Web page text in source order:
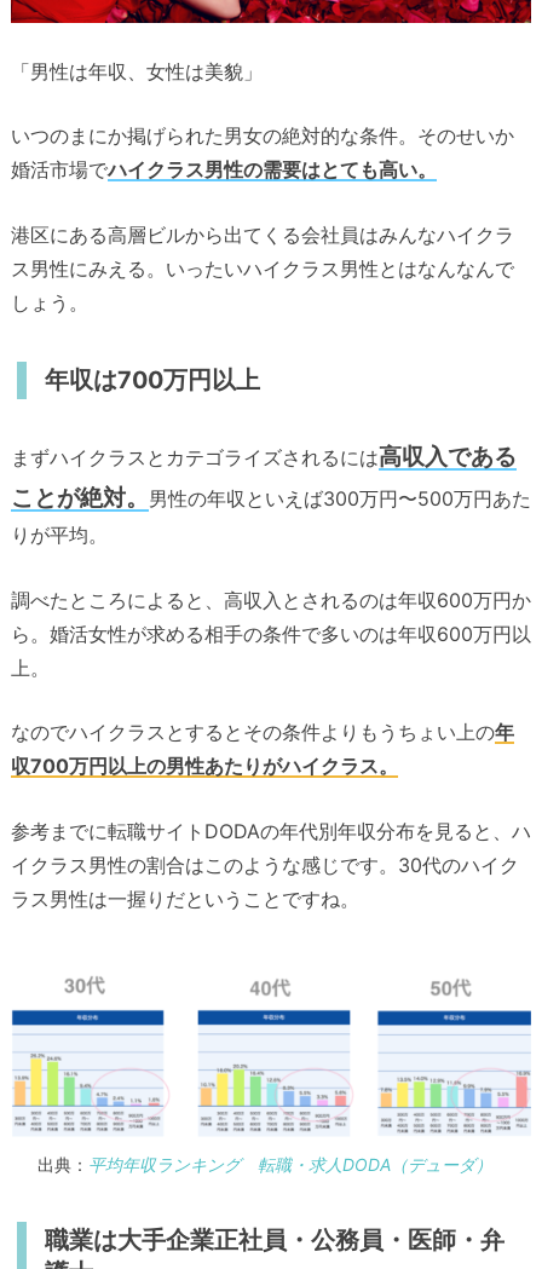
「男性は年収、女性は美貌」
いつのまにか掲げられた男女の絶対的な条件。そのせいか
婚活市場でハイクラス男性の需要はとても高い。
港区にある高層ビルから出てくる会社員はみんなハイクラ
ス男性にみえる。いったいハイクラス男性とはなんなんで
しょう。
年収は700万円以上
まずハイクラスとカテゴライズされるには高収入である
ことが絶対。
男性の年収といえば300万円〜500万円あた
りが平均。
調べたところによると、高収入とされるのは年収600万円か
ら。婚活女性が求める相手の条件で多いのは年収600万円以
上。
なのでハイクラスとするとその条件よりもうちょい上の年
収700万円以上の男性あたりがハイクラス。
参考までに転職サイトDODAの年代別年収分布を見ると、ハ
イクラス男性の割合はこのような感じです。30代のハイク
ラス男性は一握りだということですね。
出典： 平均年収ランキング 転職・求人DODA（デューダ）
職業は大手企業正社員・公務員・医師・弁